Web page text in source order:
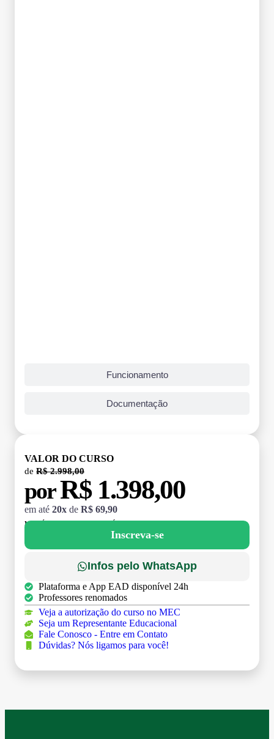
Funcionamento
Documentação
VALOR DO CURSO
de R$ 2.998,00
porR$ 1.398,00
em até 20x de R$ 69,90
MATRÍCULA:
Inscreva-se
Infos pelo WhatsApp
Plataforma e App EAD disponível 24h
Professores renomados
Veja a autorização do curso no MEC
Seja um Representante Educacional
Fale Conosco - Entre em Contato
Dúvidas? Nós ligamos para você!